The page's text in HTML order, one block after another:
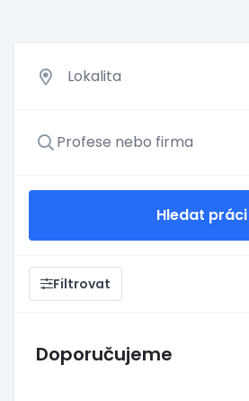
Hledat práci
Filtrovat
Doporučujeme